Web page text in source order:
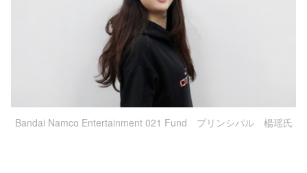
Bandai Namco Entertainment 021 Fund プリンシパル 楊瑶氏